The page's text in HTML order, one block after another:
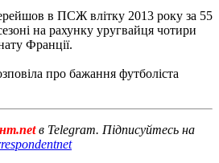
в ПСЖ влітку 2013 року за 55
на рахунку уругвайця чотири
Франції.
про бажання футболіста
в Telegram. Підписуйтесь на